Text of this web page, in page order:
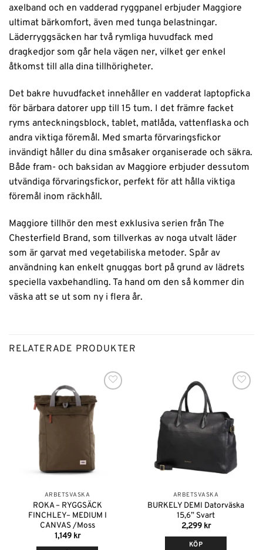
axelband och en vadderad ryggpanel erbjuder Maggiore
ultimat bärkomfort, även med tunga belastningar.
Läderryggsäcken har två rymliga huvudfack med
dragkedjor som går hela vägen ner, vilket ger enkel
åtkomst till alla dina tillhörigheter.
Det bakre huvudfacket innehåller en vadderat laptopficka
för bärbara datorer upp till 15 tum. I det främre facket
ryms anteckningsblock, tablet, matlåda, vattenflaska och
andra viktiga föremål. Med smarta förvaringsfickor
invändigt håller du dina småsaker organiserade och säkra.
Både fram- och baksidan av Maggiore erbjuder dessutom
utvändiga förvaringsfickor, perfekt för att hålla viktiga
föremål inom räckhåll.
Maggiore tillhör den mest exklusiva serien från The
Chesterfield Brand, som tillverkas av noga utvalt läder
som är garvat med vegetabiliska metoder. Spår av
användning kan enkelt gnuggas bort på grund av lädrets
speciella vaxbehandling. Ta hand om den så kommer din
väska att se ut som ny i flera år.
RELATERADE PRODUKTER
Lägg till i
önskelistan
ARBETSVÄSKA
ROKA – RYGGSÄCK
FINCHLEY– MEDIUM I
CANVAS /Moss
1,149 kr
ARBETSVÄSKA
BURKELY DEMI Datorväska
15,6” Svart
2,299 kr
KÖP